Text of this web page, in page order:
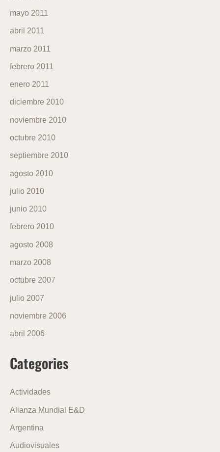
mayo 2011
abril 2011
marzo 2011
febrero 2011
enero 2011
diciembre 2010
noviembre 2010
octubre 2010
septiembre 2010
agosto 2010
julio 2010
junio 2010
febrero 2010
agosto 2008
marzo 2008
octubre 2007
julio 2007
noviembre 2006
abril 2006
Categories
Actividades
Alianza Mundial E&D
Argentina
Audiovisuales